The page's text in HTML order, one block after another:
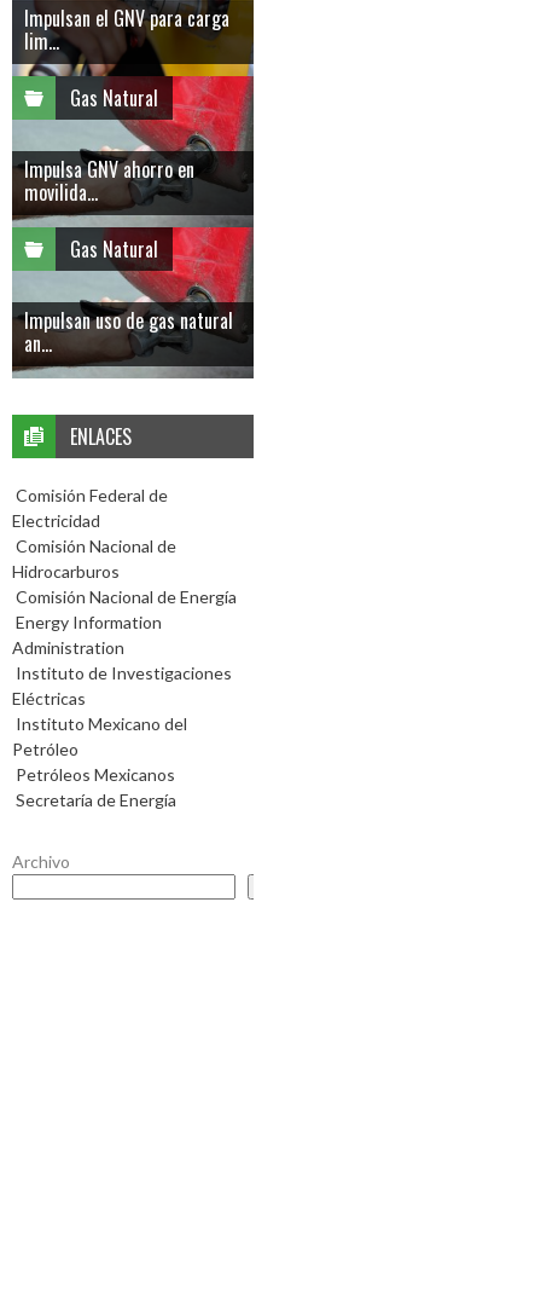
Impulsan el GNV para carga
lim...
Gas Natural
Impulsa GNV ahorro en
movilida...
Gas Natural
Impulsan uso de gas natural
an...
ENLACES
Comisión Federal de
Electricidad
Comisión Nacional de
Hidrocarburos
Comisión Nacional de Energía
Energy Information
Administration
Instituto de Investigaciones
Eléctricas
Instituto Mexicano del
Petróleo
Petróleos Mexicanos
Secretaría de Energía
Archivo